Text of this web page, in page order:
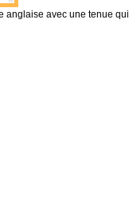
anglaise avec une tenue qui